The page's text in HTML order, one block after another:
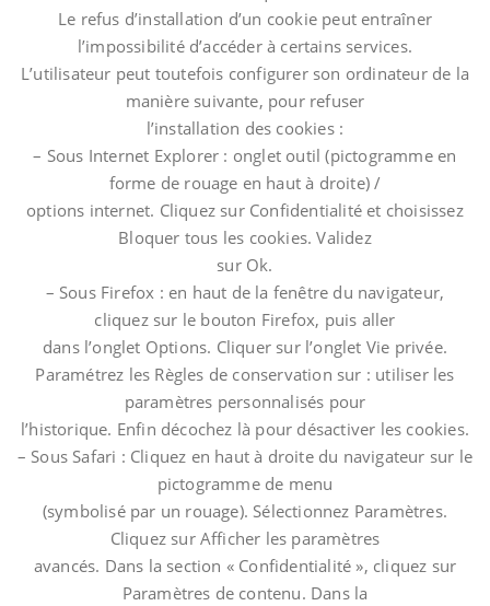
Le refus d’installation d’un cookie peut entraîner
l’impossibilité d’accéder à certains services.
L’utilisateur peut toutefois configurer son ordinateur de la
manière suivante, pour refuser
l’installation des cookies :
– Sous Internet Explorer : onglet outil (pictogramme en
forme de rouage en haut à droite) /
options internet. Cliquez sur Confidentialité et choisissez
Bloquer tous les cookies. Validez
sur Ok.
– Sous Firefox : en haut de la fenêtre du navigateur,
cliquez sur le bouton Firefox, puis aller
dans l’onglet Options. Cliquer sur l’onglet Vie privée.
Paramétrez les Règles de conservation sur : utiliser les
paramètres personnalisés pour
l’historique. Enfin décochez là pour désactiver les cookies.
– Sous Safari : Cliquez en haut à droite du navigateur sur le
pictogramme de menu
(symbolisé par un rouage). Sélectionnez Paramètres.
Cliquez sur Afficher les paramètres
avancés. Dans la section « Confidentialité », cliquez sur
Paramètres de contenu. Dans la